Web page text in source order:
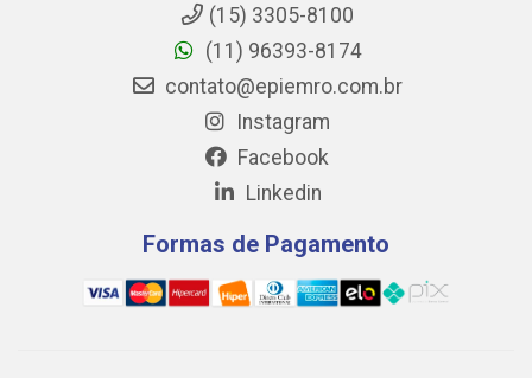
(15) 3305-8100
(11) 96393-8174
contato@epiemro.com.br
Instagram
Facebook
Linkedin
Formas de Pagamento